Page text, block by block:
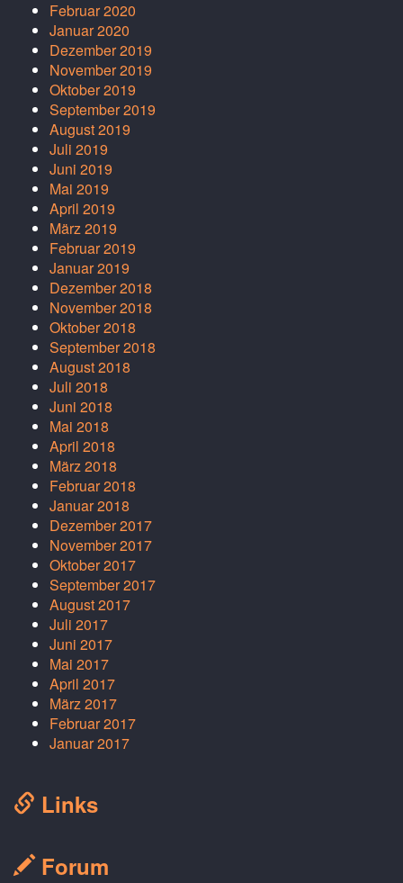
Februar 2020
Januar 2020
Dezember 2019
November 2019
Oktober 2019
September 2019
August 2019
Juli 2019
Juni 2019
Mai 2019
April 2019
März 2019
Februar 2019
Januar 2019
Dezember 2018
November 2018
Oktober 2018
September 2018
August 2018
Juli 2018
Juni 2018
Mai 2018
April 2018
März 2018
Februar 2018
Januar 2018
Dezember 2017
November 2017
Oktober 2017
September 2017
August 2017
Juli 2017
Juni 2017
Mai 2017
April 2017
März 2017
Februar 2017
Januar 2017
Links
Forum